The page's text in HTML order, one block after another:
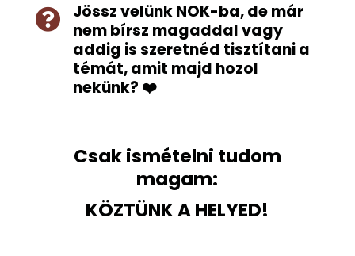

Jössz velünk NOK-ba, de már
nem bírsz magaddal vagy
addig is szeretnéd tisztítani a
témát, amit majd hozol
nekünk? ❤️
Csak ismételni tudom
magam:
KÖZTÜNK A HELYED!